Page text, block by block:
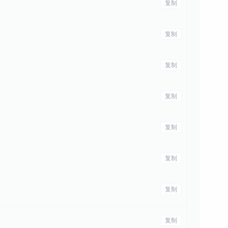
复制
复制
复制
复制
复制
复制
复制
复制